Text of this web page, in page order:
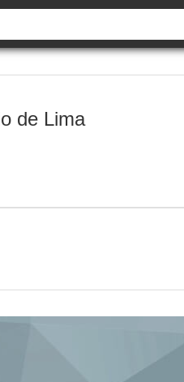
de Lima